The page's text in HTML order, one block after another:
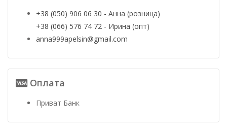
+38 (050) 906 06 30 - Анна (розница)
+38 (066) 576 74 72 - Ирина (опт)
anna999apelsin@gmail.com
Оплата
Приват Банк